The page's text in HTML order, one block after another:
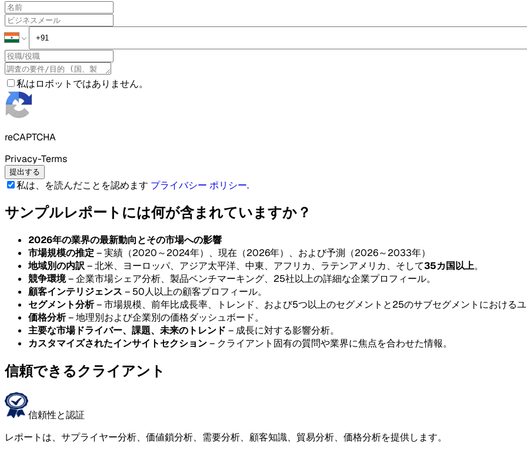
私はロボットではありません。
reCAPTCHA
Privacy-Terms
提出する
私は、を読んだことを認めます プライバシー ポリシー.
サンプルレポートには何が含まれていますか？
2026年の業界の最新動向とその市場への影響
市場規模の推定– 実績（2020～2024年）、現在（2026年）、および予測（2026～2033年）
地域別の内訳– 北米、ヨーロッパ、アジア太平洋、中東、アフリカ、ラテンアメリカ、そして35カ国以上。
競争環境– 企業市場シェア分析、製品ベンチマーキング、25社以上の詳細な企業プロフィール。
顧客インテリジェンス – 50人以上の顧客プロフィール。
セグメント分析– 市場規模、前年比成長率、トレンド、および5つ以上のセグメントと25のサブセグメントにおけるユ
価格分析– 地理別および企業別の価格ダッシュボード。
主要な市場ドライバー、課題、未来のトレンド – 成長に対する影響分析。
カスタマイズされたインサイトセクション– クライアント固有の質問や業界に焦点を合わせた情報。
信頼できるクライアント
信頼性と認証
レポートは、サプライヤー分析、価値鎖分析、需要分析、顧客知識、貿易分析、価格分析を提供します。